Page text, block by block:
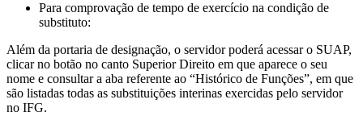
Para comprovação de tempo de exercício na condição de
substituto:
Além da portaria de designação, o servidor poderá acessar o SUAP,
clicar no botão no canto Superior Direito em que aparece o seu
nome e consultar a aba referente ao “Histórico de Funções”, em que
são listadas todas as substituições interinas exercidas pelo servidor
no IFG.